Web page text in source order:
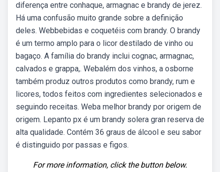
diferença entre conhaque, armagnac e brandy de jerez.
Há uma confusão muito grande sobre a definição
deles. Webbebidas e coquetéis com brandy. O brandy
é um termo amplo para o licor destilado de vinho ou
bagaço. A família do brandy inclui cognac, armagnac,
calvados e grappa,. Webalém dos vinhos, a osborne
também produz outros produtos como brandy, rum e
licores, todos feitos com ingredientes selecionados e
seguindo receitas. Weba melhor brandy por origem de
origem. Lepanto px é um brandy solera gran reserva de
alta qualidade. Contém 36 graus de álcool e seu sabor
é distinguido por passas e figos.
For more information, click the button below.